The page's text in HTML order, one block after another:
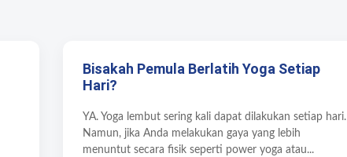
Bisakah Pemula Berlatih Yoga Setiap
Hari?
YA. Yoga lembut sering kali dapat dilakukan setiap hari.
Namun, jika Anda melakukan gaya yang lebih
menuntut secara fisik seperti power yoga atau...